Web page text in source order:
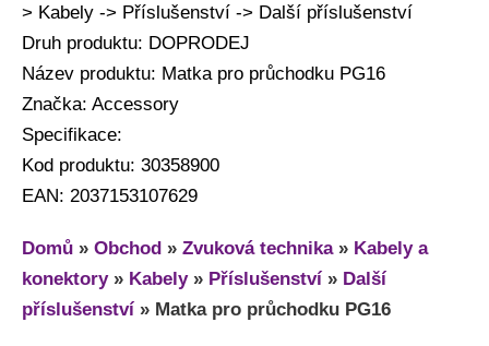
> Kabely -> Příslušenství -> Další příslušenství
Druh produktu: DOPRODEJ
Název produktu: Matka pro průchodku PG16
Značka: Accessory
Specifikace:
Kod produktu: 30358900
EAN: 2037153107629
Domů » Obchod » Zvuková technika» Kabely a
konektory» Kabely» Příslušenství » Další
příslušenství » Matka pro průchodku PG16